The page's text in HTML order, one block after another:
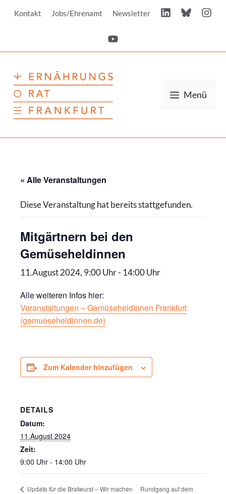
InhaltKontakt Jobs/Ehrenamt Newsletter
Menü
« Alle Veranstaltungen
Diese Veranstaltung hat bereits stattgefunden.
Mitgärtnern bei den
Gemüseheldinnen
11.August 2024, 9:00 Uhr- 14:00 Uhr
Alle weiteren Infos hier:
Veranstaltungen – GemüseheldInnen Frankfurt
(gemueseheldinnen.de)
Zum Kalender hinzufügen
DETAILS
Datum:
11.August 2024
Zeit:
9:00 Uhr - 14:00 Uhr
Update für die Bratwurst – Wir machen
Rundgang auf dem